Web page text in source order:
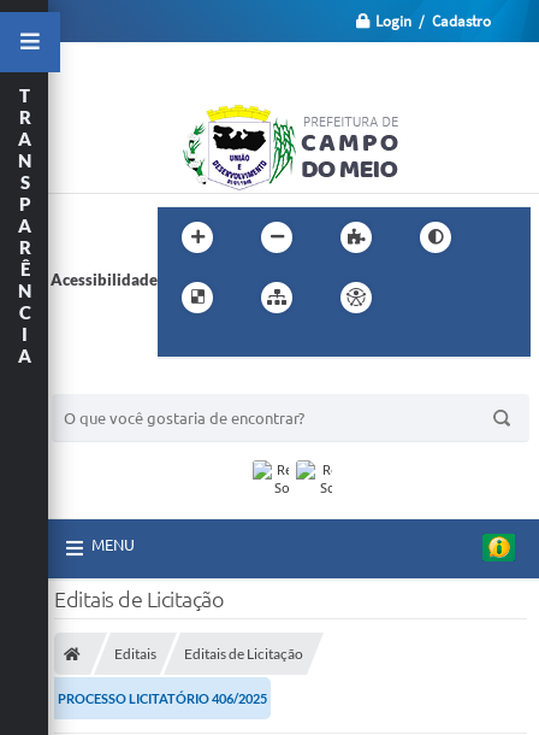
Login / Cadastro
Acessibilidade
MENU
T
R
A
N
S
P
A
R
Ê
N
C
I
A
Editais de Licitação
Editais Editais de Licitação
PROCESSO LICITATÓRIO 406/2025